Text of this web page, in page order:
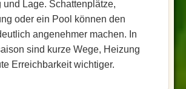
und Lage. Schattenplätze,
oder ein Pool können den
angenehmer machen. In
sind kurze Wege, Heizung
Erreichbarkeit wichtiger.